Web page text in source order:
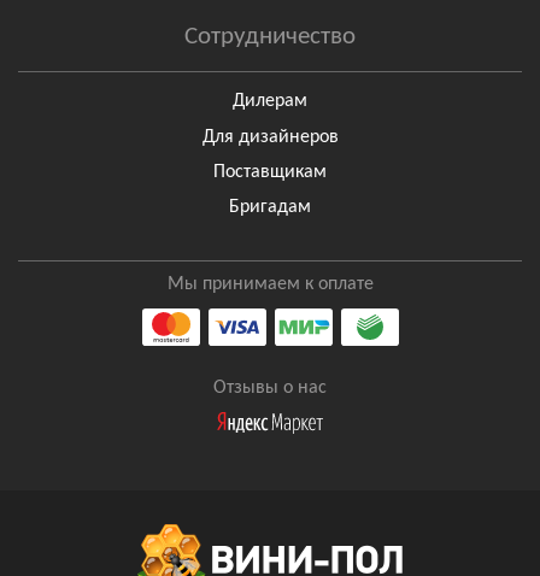
Сотрудничество
Дилерам
Для дизайнеров
Поставщикам
Бригадам
Мы принимаем к оплате
Отзывы о нас